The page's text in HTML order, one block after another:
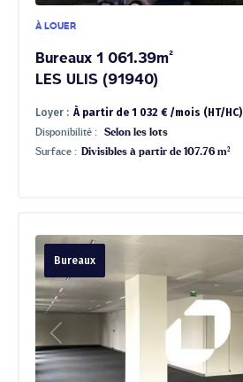
À LOUER
Bureaux 1 061.39m²
LES ULIS (91940)
Loyer : À partir de 1 032 € /mois (HT/HC)
Disponibilité :
Selon les lots
Surface : Divisibles à partir de 107.76 m²
Bureaux